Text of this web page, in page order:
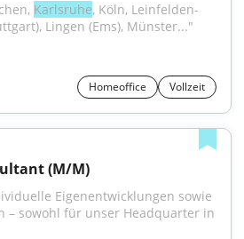
Karlsruhe, Köln, Leinfelden-
Lingen (Ems), Münster..."
Homeoffice Vollzeit
(M/M)
Eigenentwicklungen sowie